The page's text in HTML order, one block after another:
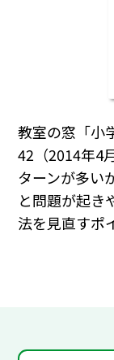
教室の窓「小
42（2014年4
ターンが多い
と問題が起き
法を見直すポ